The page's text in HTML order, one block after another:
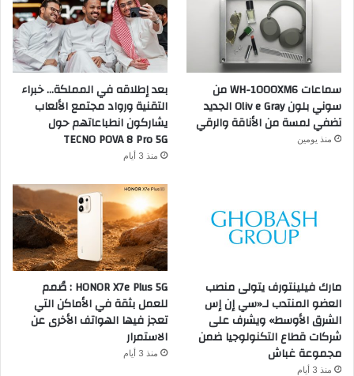
سماعات WH-1000XM6 من
سوني بلون Oliv e Gray الجديد
تضفي لمسة من الأناقة والرقي
منذ يومين
بعد إطلاقه في المملكة… خبراء
التقنية ورواد مجتمع الألعاب
يشاركون انطباعاتهم حول
TECNO POVA 8 Pro 5G
منذ 3 أيام
مارك فيلينتورف يتولى منصب
العضو المنتدب لـ«سي إن إس
الشرق الأوسط» ويشرف على
شركات قطاع التكنولوجيا ضمن
مجموعة غباش
منذ 3 أيام
HONOR X7e Plus 5G : صُمم
للعمل بثقة في الأماكن التي
تعجز فيها الهواتف الأخرى عن
الاستمرار
منذ 3 أيام